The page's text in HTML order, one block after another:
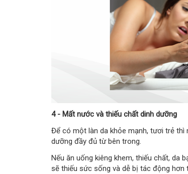
4 - Mất nước và thiếu chất dinh dưỡng
Để có một làn da khỏe mạnh, tươi trẻ thì
dưỡng đầy đủ từ bên trong.
Nếu ăn uống kiêng khem, thiếu chất, da
sẽ thiếu sức sống và dễ bị tác động hơn